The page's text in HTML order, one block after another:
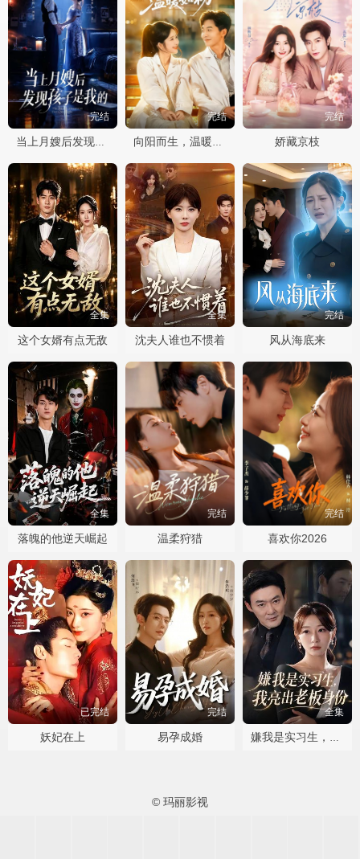
完结
当上月嫂后发现孩子是我的
完结
向阳而生，温暖如初
完结
娇藏京枝
全集
这个女婿有点无敌
全集
沈夫人谁也不惯着
完结
风从海底来
全集
落魄的他逆天崛起
完结
温柔狩猎
完结
喜欢你2026
已完结
妖妃在上
完结
易孕成婚
全集
嫌我是实习生，我亮出老板身份
© 玛丽影视